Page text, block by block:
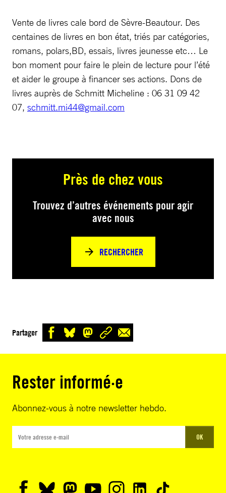
Vente de livres cale bord de Sèvre-Beautour. Des
centaines de livres en bon état, triés par catégories,
romans, polars,BD, essais, livres jeunesse etc… Le
bon moment pour faire le plein de lecture pour l’été
et aider le groupe à financer ses actions. Dons de
livres auprès de Schmitt Micheline : 06 31 09 42
07, schmitt.mi44@gmail.com
Près de chez vous
Trouvez d’autres événements pour agir
avec nous
RECHERCHER
Partager
Rester informé·e
Abonnez-vous à notre newsletter hebdo.
OK